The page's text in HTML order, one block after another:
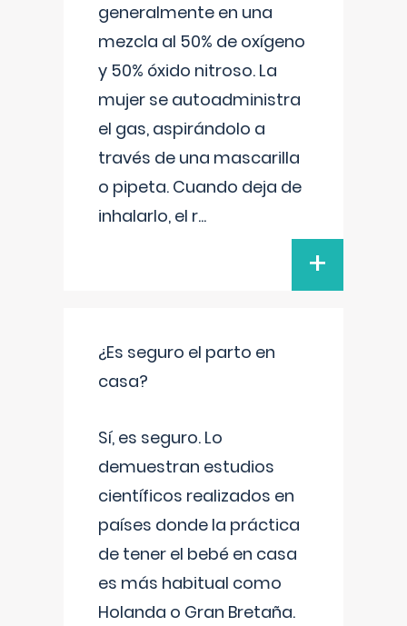
generalmente en una
mezcla al 50% de oxígeno
y 50% óxido nitroso. La
mujer se autoadministra
el gas, aspirándolo a
través de una mascarilla
o pipeta. Cuando deja de
inhalarlo, el r...
+
¿Es seguro el parto en
casa?
Sí, es seguro. Lo
demuestran estudios
científicos realizados en
países donde la práctica
de tener el bebé en casa
es más habitual como
Holanda o Gran Bretaña.